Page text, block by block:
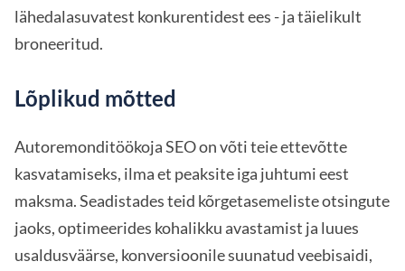
lähedalasuvatest konkurentidest ees - ja täielikult
broneeritud.
Lõplikud mõtted
Autoremonditöökoja SEO on võti teie ettevõtte
kasvatamiseks, ilma et peaksite iga juhtumi eest
maksma. Seadistades teid kõrgetasemeliste otsingute
jaoks, optimeerides kohalikku avastamist ja luues
usaldusväärse, konversioonile suunatud veebisaidi,